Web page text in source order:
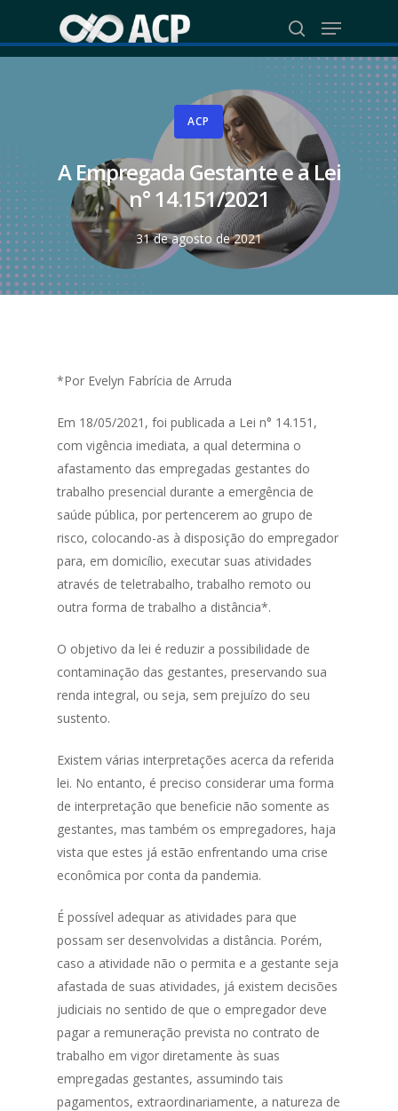
main
search
Menu
ACP
A Empregada Gestante e a Lei
n° 14.151/2021
31 de agosto de 2021
*Por Evelyn Fabrícia de Arruda
Em 18/05/2021, foi publicada a Lei n° 14.151,
com vigência imediata, a qual determina o
afastamento das empregadas gestantes do
trabalho presencial durante a emergência de
saúde pública, por pertencerem ao grupo de
risco, colocando-as à disposição do empregador
para, em domicílio, executar suas atividades
através de teletrabalho, trabalho remoto ou
outra forma de trabalho a distância*.
O objetivo da lei é reduzir a possibilidade de
contaminação das gestantes, preservando sua
renda integral, ou seja, sem prejuízo do seu
sustento.
Existem várias interpretações acerca da referida
lei. No entanto, é preciso considerar uma forma
de interpretação que beneficie não somente as
gestantes, mas também os empregadores, haja
vista que estes já estão enfrentando uma crise
econômica por conta da pandemia.
É possível adequar as atividades para que
possam ser desenvolvidas a distância. Porém,
caso a atividade não o permita e a gestante seja
afastada de suas atividades, já existem decisões
judiciais no sentido de que o empregador deve
pagar a remuneração prevista no contrato de
trabalho em vigor diretamente às suas
empregadas gestantes, assumindo tais
pagamentos, extraordinariamente, a natureza de
Close
Menu